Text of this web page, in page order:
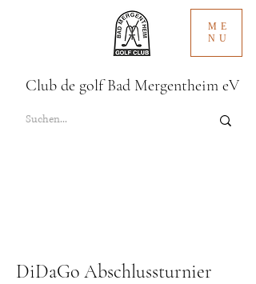
ME
NU
Club de golf Bad Mergentheim eV
DiDaGo Abschlussturnier